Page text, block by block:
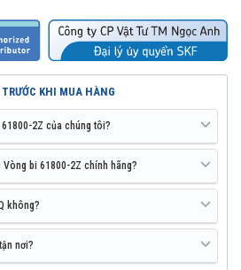
nơi trên toàn thế giới kiểm chứng.
KHI MUA HÀNG
2Z của chúng tôi?
bi 61800-2Z chính hãng?
không?
nơi?